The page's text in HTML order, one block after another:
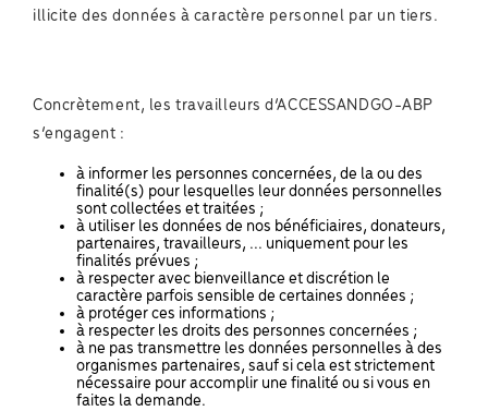
illicite des données à caractère personnel par un tiers.
Concrètement, les travailleurs d’ACCESSANDGO-ABP
s’engagent :
à informer les personnes concernées, de la ou des
finalité(s) pour lesquelles leur données personnelles
sont collectées et traitées ;
à utiliser les données de nos bénéficiaires, donateurs,
partenaires, travailleurs, ... uniquement pour les
finalités prévues ;
à respecter avec bienveillance et discrétion le
caractère parfois sensible de certaines données ;
à protéger ces informations ;
à respecter les droits des personnes concernées ;
à ne pas transmettre les données personnelles à des
organismes partenaires, sauf si cela est strictement
nécessaire pour accomplir une finalité ou si vous en
faites la demande.